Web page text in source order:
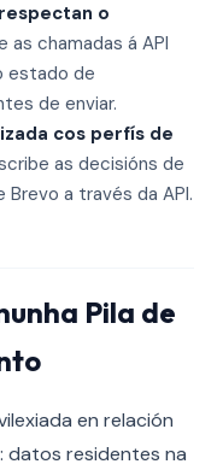
o
as chamadas á API
estado de
de enviar.
cos perfís de
as decisións de
a través da API.
Pila de
en relación
datos residentes na